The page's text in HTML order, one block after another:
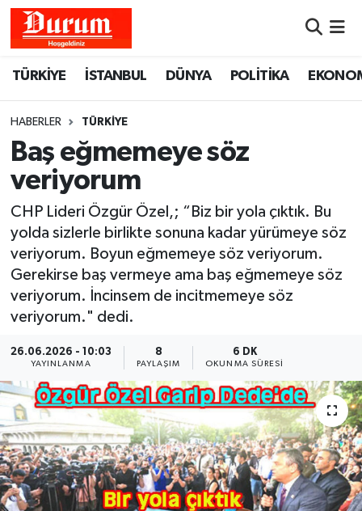
TÜRKİYE İSTANBUL DÜNYA POLİTİKA
HABERLER TÜRKİYE
Baş eğmemeye söz
veriyorum
CHP Lideri Özgür Özel,; “Biz bir yola çıktık. Bu
yolda sizlerle birlikte sonuna kadar yürümeye söz
veriyorum. Boyun eğmemeye söz veriyorum.
Gerekirse baş vermeye ama baş eğmemeye söz
veriyorum. İncinsem de incitmemeye söz
veriyorum." dedi.
26.06.2026 - 10:03
YAYINLANMA
8
PAYLAŞIM
6 DK
OKUNMA SÜRESI
Hava Durumu
Namaz Vakitleri
Trafik Durumu
Süper Lig Puan Durumu ve Fikstür
Tüm Manşetler
Son Dakika Haberleri
Haber Arşivi